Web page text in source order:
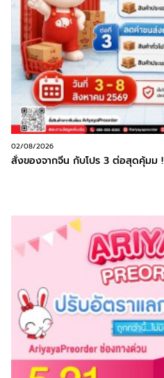
02/08/2026
สั่งของจากจีน กับโปร 3 ต่อสุดคุ้มม !